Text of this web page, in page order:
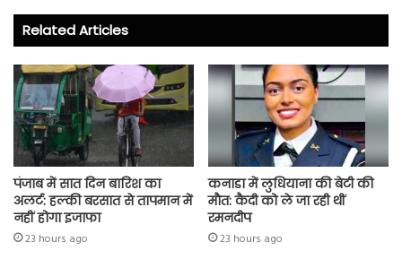
o
ok
er A
p
p
Related Articles
पंजाब में सात दिन बारिश का
अलर्ट: हल्की बरसात से तापमान में
नहीं होगा इजाफा
23 hours ago
कनाडा में लुधियाना की बेटी की
माैत: कैदी को ले जा रही थीं
रमनदीप
23 hours ago